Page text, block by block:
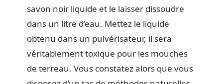
savon noir liquide et le laisser dissoudre
dans un litre d’eau. Mettez le liquide
obtenu dans un pulvérisateur, il sera
véritablement toxique pour les mouches
de terreau. Vous constatez alors que vous